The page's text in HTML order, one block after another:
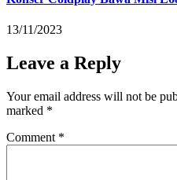
13/11/2023
Leave a Reply
Your email address will not be
marked *
Comment *